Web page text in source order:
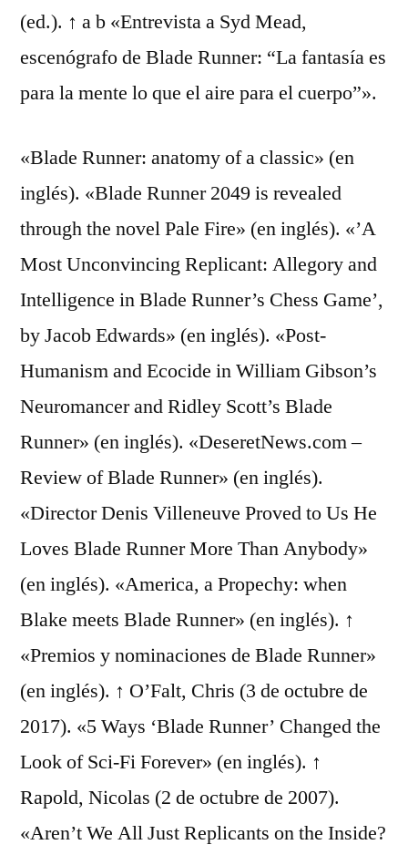
(ed.). ↑ a b «Entrevista a Syd Mead,
escenógrafo de Blade Runner: “La fantasía es
para la mente lo que el aire para el cuerpo”».
«Blade Runner: anatomy of a classic» (en
inglés). «Blade Runner 2049 is revealed
through the novel Pale Fire» (en inglés). «’A
Most Unconvincing Replicant: Allegory and
Intelligence in Blade Runner’s Chess Game’,
by Jacob Edwards» (en inglés). «Post-
Humanism and Ecocide in William Gibson’s
Neuromancer and Ridley Scott’s Blade
Runner» (en inglés). «DeseretNews.com –
Review of Blade Runner» (en inglés).
«Director Denis Villeneuve Proved to Us He
Loves Blade Runner More Than Anybody»
(en inglés). «America, a Propechy: when
Blake meets Blade Runner» (en inglés). ↑
«Premios y nominaciones de Blade Runner»
(en inglés). ↑ O’Falt, Chris (3 de octubre de
2017). «5 Ways ‘Blade Runner’ Changed the
Look of Sci-Fi Forever» (en inglés). ↑
Rapold, Nicolas (2 de octubre de 2007).
«Aren’t We All Just Replicants on the Inside?